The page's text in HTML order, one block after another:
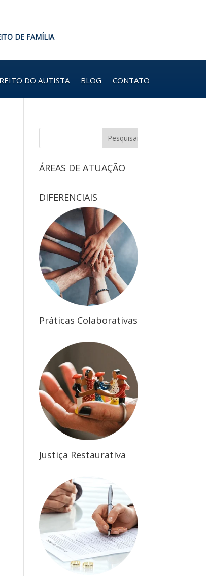
DE FAMÍLIA
DO AUTISTA BLOG CONTATO
ÁREAS DE ATUAÇÃO
DIFERENCIAIS
Práticas Colaborativas
Justiça Restaurativa